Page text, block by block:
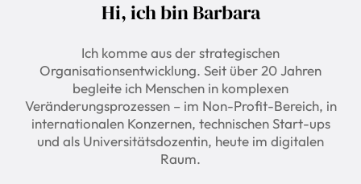
Hi, ich bin Barbara
Ich komme aus der strategischen
Organisationsentwicklung. Seit über 20 Jahren
begleite ich Menschen in komplexen
Veränderungsprozessen – im Non-Profit-Bereich, in
internationalen Konzernen, technischen Start-ups
und als Universitätsdozentin, heute im digitalen
Raum.